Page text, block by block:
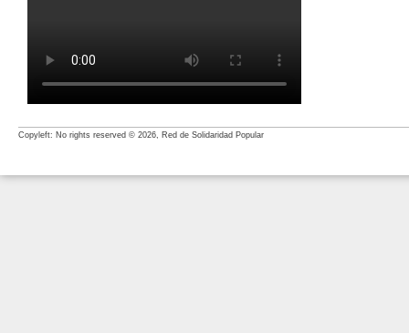
Copyleft: No rights reserved © 2026, Red de Solidaridad Popular